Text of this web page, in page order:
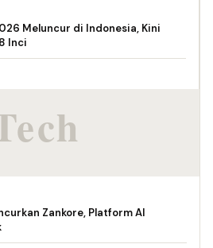
Meluncur di Indonesia, Kini
Inci
Zankore, Platform AI